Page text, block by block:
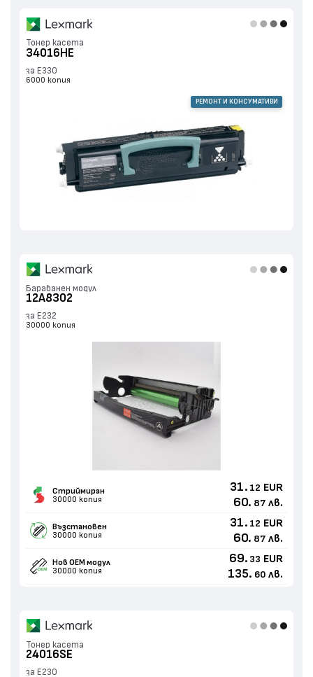
Тонер касета
34016HE
за E330
6000 копия
РЕМОНТ И КОНСУМАТИВИ
Барабанен модул
12A8302
за E232
30000 копия
Стриймиран
30000 копия
31. 12 EUR
60. 87 лв.
Възстановен
30000 копия
31. 12 EUR
60. 87 лв.
Нов ОЕМ модул
30000 копия
69. 33 EUR
135. 60 лв.
Тонер касета
24016SE
за E230